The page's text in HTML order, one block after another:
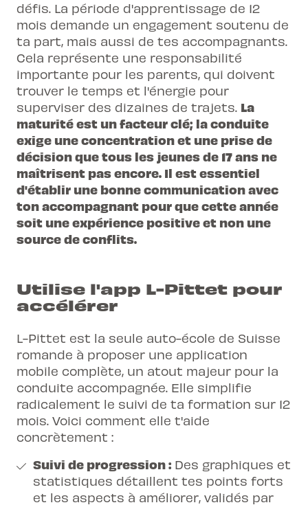
défis. La période d'apprentissage de 12
mois demande un engagement soutenu de
ta part, mais aussi de tes accompagnants.
Cela représente une responsabilité
importante pour les parents, qui doivent
trouver le temps et l'énergie pour
superviser des dizaines de trajets. La
maturité est un facteur clé; la conduite
exige une concentration et une prise de
décision que tous les jeunes de 17 ans ne
maîtrisent pas encore. Il est essentiel
d'établir une bonne communication avec
ton accompagnant pour que cette année
soit une expérience positive et non une
source de conflits.
Utilise l'app L-Pittet pour
accélérer
L-Pittet est la seule auto-école de Suisse
romande à proposer une application
mobile complète, un atout majeur pour la
conduite accompagnée. Elle simplifie
radicalement le suivi de ta formation sur 12
mois. Voici comment elle t'aide
concrètement :
Suivi de progression : Des graphiques et
statistiques détaillent tes points forts
et les aspects à améliorer, validés par